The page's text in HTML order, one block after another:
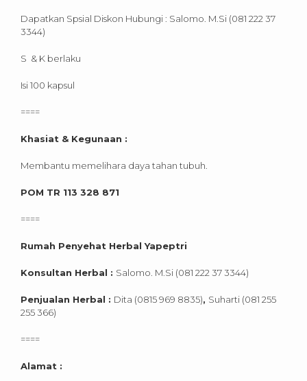
Dapatkan Spsial Diskon Hubungi : Salomo. M.Si (081 222 37
3344)
S & K berlaku
Isi 100 kapsul
====
Khasiat & Kegunaan :
Membantu memelihara daya tahan tubuh.
POM TR 113 328 871
====
Rumah Penyehat Herbal Yapeptri
Konsultan Herbal : Salomo. M.Si (081 222 37 3344)
Penjualan Herbal : Dita (0815 969 8835), Suharti (081 255
255 366)
====
Alamat :